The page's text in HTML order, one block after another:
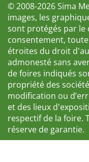
© 2008-2026 Sima
images, les
sont protégés par le
consentement,
étroites du droit
admonesté sans
de foires indiqués
propriété des
modification ou
et des lieux
respectif de la foire.
réserve de garantie.